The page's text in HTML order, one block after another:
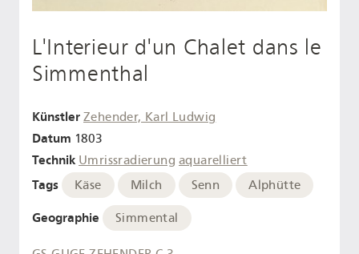
L'Interieur d'un Chalet dans le
Simmenthal
Künstler Zehender, Karl Ludwig
Datum 1803
Technik Umrissradierung aquarelliert
Tags Käse Milch Senn Alphütte
Geographie Simmental